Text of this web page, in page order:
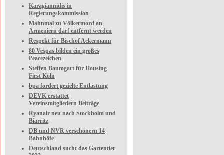
Karagiannidis in
Regierungskommission
Mahnmal zu Völkermord an
Armeniern darf entfernt werden
Respekt für Bischof Ackermann
80 Vespas bilden ein großes
Peacezeichen
Steffen Baumgart für Housing
First Köln
bpa fordert gezielte Entlastung
DEVK erstattet
Vereinsmitgliedern Beiträge
Ryanair neu nach Stockholm und
Biarritz
DB und NVR verschönern 14
Bahnhöfe
Deutschland sucht das Gartentier